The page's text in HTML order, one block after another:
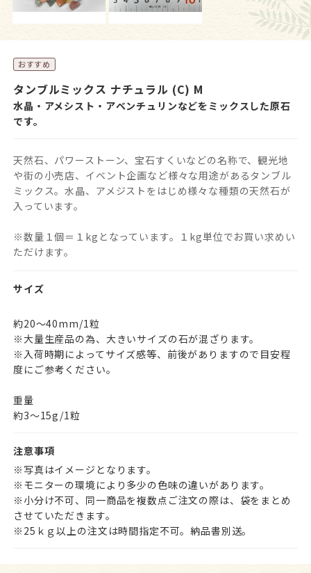
タンブルミックス ナチュラル (C) M
水晶・アメシスト・アベンチュリンなどをミックスした原石
です。
天然石、パワーストーン、宝石すくいなどの名称で、観光地
や街の小売店、イベント企画など様々な用途があるタンブル
ミックス。水晶、アメジストをはじめ様々な種類の天然石が
入っています。
※数量１個＝１kgとなっています。１kg単位でお買い求めい
ただけます。
サイズ
約20～40mm/1粒
※大量生産品の為、大きいサイズの石が混ざります。
※入荷時期によってサイズ感等、前後がありますので目安程
度にご参考ください。
重量
約3～15g/1粒
注意事項
※写真はイメージとなります。
※モニターの環境により多少の色味の違いがあります。
※小分け不可、同一商品を複数点ご注文の際は、袋をまとめ
させていただきます。
※25ｋｇ以上の注文は時間指定不可。納品書別送。